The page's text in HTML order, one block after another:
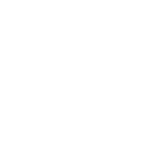
に出たり、くしゃみ
て動物病院を回る